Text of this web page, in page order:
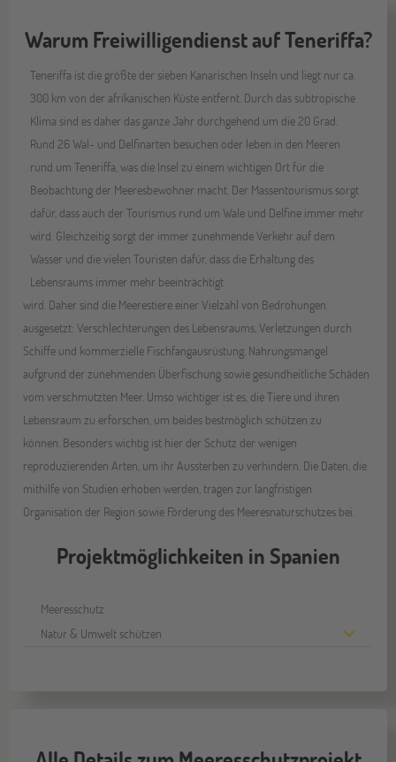
Warum Freiwilligendienst auf Teneriffa?
Teneriffa ist die größte der sieben Kanarischen Inseln und liegt nur ca.
300 km von der afrikanischen Küste entfernt. Durch das subtropische
Klima sind es daher das ganze Jahr durchgehend um die 20 Grad.
Rund 26 Wal- und Delfinarten besuchen oder leben in den Meeren
rund um Teneriffa, was die Insel zu einem wichtigen Ort für die
Beobachtung der Meeresbewohner macht. Der Massentourismus sorgt
dafür, dass auch der Tourismus rund um Wale und Delfine immer mehr
wird. Gleichzeitig sorgt der immer zunehmende Verkehr auf dem
Wasser und die vielen Touristen dafür, dass die Erhaltung des
Lebensraums immer mehr beeinträchtigt
wird. Daher sind die Meerestiere einer Vielzahl von Bedrohungen
ausgesetzt: Verschlechterungen des Lebensraums, Verletzungen durch
Schiffe und kommerzielle Fischfangausrüstung, Nahrungsmangel
aufgrund der zunehmenden Überfischung sowie gesundheitliche Schäden
vom verschmutzten Meer. Umso wichtiger ist es, die Tiere und ihren
Lebensraum zu erforschen, um beides bestmöglich schützen zu
können. Besonders wichtig ist hier der Schutz der wenigen
reproduzierenden Arten, um ihr Aussterben zu verhindern. Die Daten, die
mithilfe von Studien erhoben werden, tragen zur langfristigen
Organisation der Region sowie Förderung des Meeresnaturschutzes bei.
Projektmöglichkeiten in Spanien
Meeresschutz
Natur & Umwelt schützen